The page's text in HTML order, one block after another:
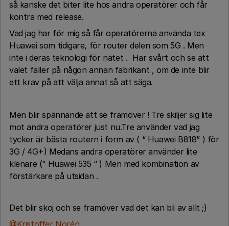
så kanske det biter lite hos andra operatörer och får
kontra med release.
Vad jag har för mig så får operatörerna använda tex
Huawei som tidigare, för router delen som 5G . Men
inte i deras teknologi för nätet . Har svårt och se att
valet faller på någon annan fabrikant , om de inte blir
ett krav på att välja annat så att säga.
Men blir spännande att se framöver ! Tre skiljer sig lite
mot andra operatörer just nu.Tre använder vad jag
tycker är bästa routern i form av ( “ Huawei B818” ) för
3G / 4G+) Medans andra operatörer använder lite
klenare (“ Huawei 535 “ ) Men med kombination av
förstärkare på utsidan .
Det blir skoj och se framöver vad det kan bli av allt ;)
@Kristoffer Norén